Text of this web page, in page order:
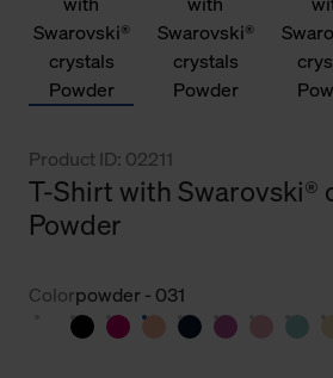
Product ID: 02211
T-Shirt with Swarovski®
Powder
Colorpowder - 031